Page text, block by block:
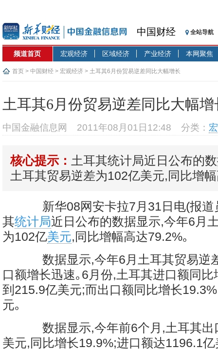
中国财经 全站导航
频道首页 宏观经济 区域经济 产业经济 本网聚焦
首页 > 中国财经 > 宏观经济 > 土耳其6月份贸易逆差同比大幅增长
土耳其6月份贸易逆差同比大幅增
中国金融信息网 2011年08月01日12:48 分类：
核心提示： 土耳其统计局近日公布的
土耳其贸易逆差为102亿美元,同比增
新华08网安卡拉7月31日电(报道
其统计局近日公布的数据显示,今年6月
为102亿美元,同比增幅高达79.2%｡
数据显示,今年6月土耳其贸易逆
口额增长迅速｡6月份,土耳其进口额同
到215.9亿美元;而出口额同比增长
元｡
数据显示,今年前6个月,土耳其出
美元,同比增长19.9%;进口额达1196.1